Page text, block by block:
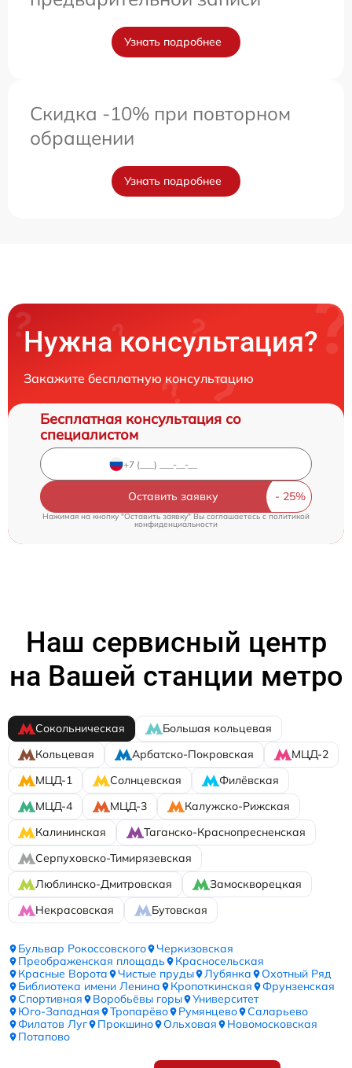
Узнать подробнее
Скидка -10% при повторном
обращении
Узнать подробнее
Нужна консультация?
Закажите бесплатную консультацию
Бесплатная консультация со
специалистом
Оставить заявку
Нажимая на кнопку "Оставить заявку" Вы соглашаетесь c политикой
конфиденциальности
Наш сервисный центр
на Вашей станции метро
Сокольническая
Большая кольцевая
Кольцевая
Арбатско-Покровская
МЦД-2
МЦД-1
Солнцевская
Филёвская
МЦД-4
МЦД-3
Калужско-Рижская
Калининская
Таганско-Краснопресненская
Серпуховско-Тимирязевская
Люблинско-Дмитровская
Замоскворецкая
Некрасовская
Бутовская
Бульвар Рокоссовского
Черкизовская
Преображенская площадь
Красносельская
Красные Ворота
Чистые пруды Лубянка
Охотный Ряд
Библиотека имени Ленина
Кропоткинская
Фрунзенская
Спортивная
Воробьёвы горы
Университет
Юго-Западная
Тропарёво Румянцево
Саларьево
Филатов Луг
Прокшино Ольховая
Новомосковская
Потапово